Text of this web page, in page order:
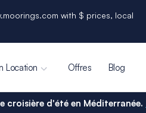
with $ prices, local
Location Offres Blog
croisière d'été en Méditerranée.